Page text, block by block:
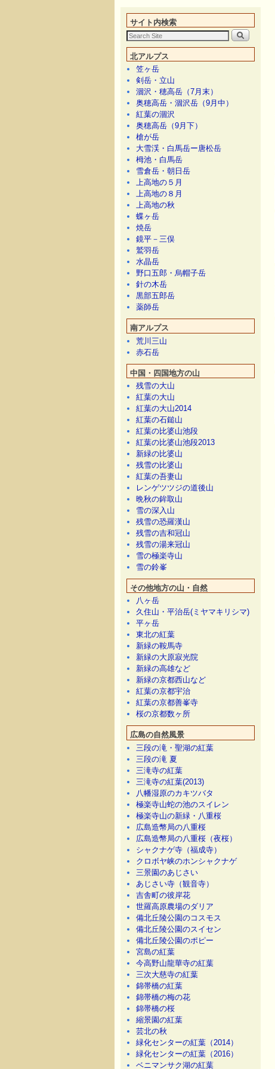
サイト内検索
北アルプス
笠ヶ岳
剣岳・立山
涸沢・穂高岳（7月末）
奥穂高岳・涸沢岳（9月中）
紅葉の涸沢
奥穂高岳（9月下）
槍が岳
大雪渓・白馬岳ー唐松岳
栂池・白馬岳
雪倉岳・朝日岳
上高地の５月
上高地の８月
上高地の秋
蝶ヶ岳
焼岳
鏡平－三俣
鷲羽岳
水晶岳
野口五郎・烏帽子岳
針の木岳
黒部五郎岳
薬師岳
南アルプス
荒川三山
赤石岳
中国・四国地方の山
残雪の大山
紅葉の大山
紅葉の大山2014
紅葉の石鎚山
紅葉の比婆山池段
紅葉の比婆山池段2013
新緑の比婆山
残雪の比婆山
紅葉の吾妻山
レンゲツツジの道後山
晩秋の鉾取山
雪の深入山
残雪の恐羅漢山
残雪の吉和冠山
残雪の湯来冠山
雪の極楽寺山
雪の鈴峯
その他地方の山・自然
八ヶ岳
久住山・平治岳(ミヤマキリシマ)
平ヶ岳
東北の紅葉
新緑の鞍馬寺
新緑の大原寂光院
新緑の高雄など
新緑の京都西山など
紅葉の京都宇治
紅葉の京都善峯寺
桜の京都数ヶ所
広島の自然風景
三段の滝・聖湖の紅葉
三段の滝 夏
三滝寺の紅葉
三滝寺の紅葉(2013)
八幡湿原のカキツバタ
極楽寺山蛇の池のスイレン
極楽寺山の新緑・八重桜
広島造幣局の八重桜
広島造幣局の八重桜（夜桜）
シャクナゲ寺（福成寺）
クロボヤ峡のホンシャクナゲ
三景園のあじさい
あじさい寺（観音寺）
吉舎町の彼岸花
世羅高原農場のダリア
備北丘陵公園のコスモス
備北丘陵公園のスイセン
備北丘陵公園のポピー
宮島の紅葉
今高野山龍華寺の紅葉
三次大慈寺の紅葉
錦帯橋の紅葉
錦帯橋の梅の花
錦帯橋の桜
縮景園の紅葉
芸北の秋
緑化センターの紅葉（2014）
緑化センターの紅葉（2016）
ベニマンサク湖の紅葉